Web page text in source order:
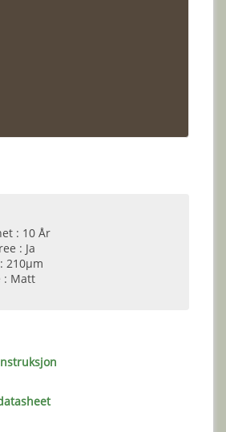
: 10 År
: Ja
210µm
: Matt